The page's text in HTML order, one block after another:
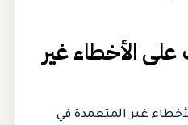
على الأخطاء غير
غير المتعمدة في